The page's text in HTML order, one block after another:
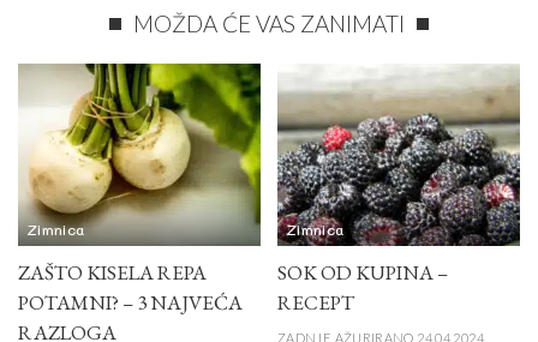
MOŽDA ĆE VAS ZANIMATI
Zimnica
ZAŠTO KISELA REPA
POTAMNI? – 3 NAJVEĆA
RAZLOGA
Zimnica
SOK OD KUPINA –
RECEPT
ZADNJE AŽURIRANO 24.04.2024.